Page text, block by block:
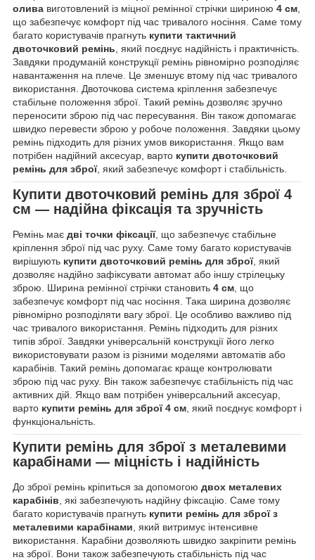
олива виготовлений із міцної ремінної стрічки шириною 4 см,
що забезпечує комфорт під час тривалого носіння. Саме тому
багато користувачів прагнуть купити тактичний
двоточковий ремінь, який поєднує надійність і практичність.
Завдяки продуманій конструкції ремінь рівномірно розподіляє
навантаження на плече. Це зменшує втому під час тривалого
використання. Двоточкова система кріплення забезпечує
стабільне положення зброї. Такий ремінь дозволяє зручно
переносити зброю під час пересування. Він також допомагає
швидко перевести зброю у робоче положення. Завдяки цьому
ремінь підходить для різних умов використання. Якщо вам
потрібен надійний аксесуар, варто купити двоточковий
ремінь для зброї, який забезпечує комфорт і стабільність.
Купити двоточковий ремінь для зброї 4
см — надійна фіксація та зручність
Ремінь має дві точки фіксації, що забезпечує стабільне
кріплення зброї під час руху. Саме тому багато користувачів
вирішують купити двоточковий ремінь для зброї, який
дозволяє надійно зафіксувати автомат або іншу стрілецьку
зброю. Ширина ремінної стрічки становить 4 см , що
забезпечує комфорт під час носіння. Така ширина дозволяє
рівномірно розподіляти вагу зброї. Це особливо важливо під
час тривалого використання. Ремінь підходить для різних
типів зброї. Завдяки універсальній конструкції його легко
використовувати разом із різними моделями автоматів або
карабінів. Такий ремінь допомагає краще контролювати
зброю під час руху. Він також забезпечує стабільність під час
активних дій. Якщо вам потрібен універсальний аксесуар,
варто купити ремінь для зброї 4 см , який поєднує комфорт і
функціональність.
Купити ремінь для зброї з металевими
карабінами — міцність і надійність
До зброї ремінь кріпиться за допомогою двох металевих
карабінів , які забезпечують надійну фіксацію. Саме тому
багато користувачів прагнуть купити ремінь для зброї з
металевими карабінами , який витримує інтенсивне
використання. Карабіни дозволяють швидко закріпити ремінь
на зброї. Вони також забезпечують стабільність під час